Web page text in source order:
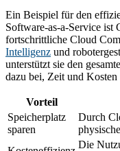
Ein Beispiel für den
Software-as-a-Service ist
fortschrittliche Cloud
Intelligenz und
unterstützt sie den
dazu bei, Zeit und Kosten
Vorteil
Speicherplatz
sparen
Durch
Die